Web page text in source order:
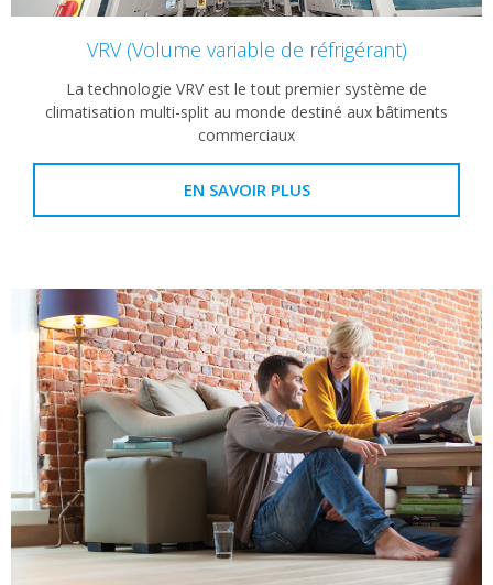
VRV (Volume variable de réfrigérant)
La technologie VRV est le tout premier système de
climatisation multi-split au monde destiné aux bâtiments
commerciaux
EN SAVOIR PLUS